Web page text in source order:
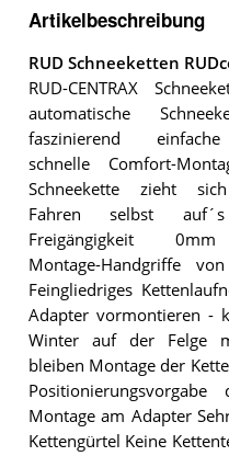
Artikelbeschreibung
RUD Schneeketten
RUD-CENTRAX
automatische
faszinierend
schnelle Comfort-
Schneekette zieht
Fahren selbst
Freigängigkeit
Montage-Handgriffe
Feingliedriges
Adapter vormontieren -
Winter auf der Felge
bleiben Montage der
Montage am Adapter
Kettengürtel Keine